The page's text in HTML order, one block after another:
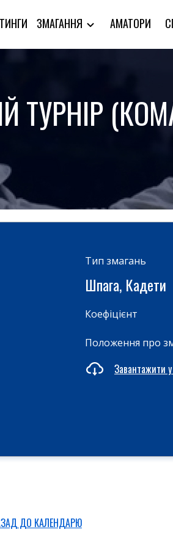
ЗМАГАННЯ АМАТОРИ
ТУРНІР
Тип змагань
Шпага, Кадети
Коефіцієнт
Положення про
Завантажити
ДО КАЛЕНДАРЮ